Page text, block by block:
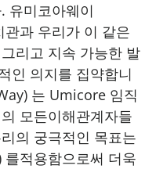
유미코아웨이
과 우리가 이 같은
리고 지속 가능한 발
인 의지를 집약합니
는 Umicore 임직
모든이해관계자들
의 궁극적인 목표는
적용함으로써 더욱